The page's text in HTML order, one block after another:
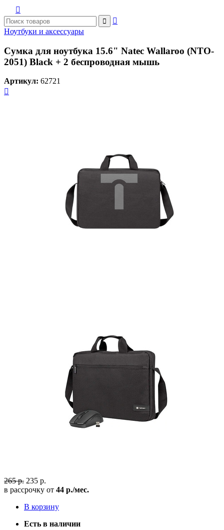



Ноутбуки и аксессуары
Сумка для ноутбука 15.6" Natec Wallaroo (NTO-
2051) Black + 2 беспроводная мышь
Артикул: 62721

265 р. 235 р.
в рассрочку от 44 р./мес.
В корзину
Есть в наличии